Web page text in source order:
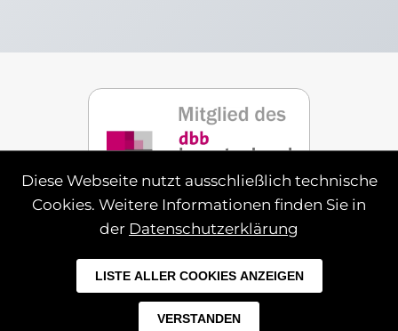
2026VDS Niedersachsen. Alle Rechte
vorbehalten.
Diese Webseite nutzt ausschließlich technische
Cookies. Weitere Informationen finden Sie in
der Datenschutzerklärung
LISTE ALLER COOKIES ANZEIGEN
VERSTANDEN